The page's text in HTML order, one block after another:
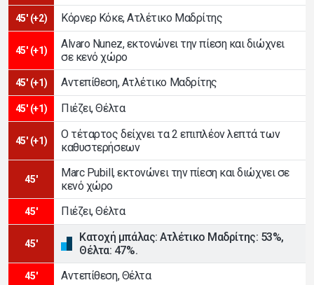
45' (+2) Κόρνερ Κόκε, Ατλέτικο Μαδρίτης
45' (+1)
Alvaro Nunez, εκτονώνει την πίεση και διώχνει
σε κενό χώρο
45' (+1) Αντεπίθεση, Ατλέτικο Μαδρίτης
45' (+1) Πιέζει, Θέλτα
45' (+1)
Ο τέταρτος δείχνει τα 2 επιπλέον λεπτά των
καθυστερήσεων
45'
Marc Pubill, εκτονώνει την πίεση και διώχνει σε
κενό χώρο
45' Πιέζει, Θέλτα
45'
Κατοχή μπάλας: Ατλέτικο Μαδρίτης: 53%,
Θέλτα: 47%.
45' Αντεπίθεση, Θέλτα